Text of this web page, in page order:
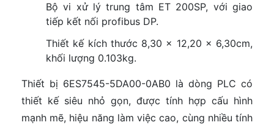
Bộ vi xử lý trung tâm ET 200SP, với giao
tiếp kết nối profibus DP.
Thiết kế kích thước 8,30 x 12,20 x 6,30cm,
khối lượng 0.103kg.
Thiết bị 6ES7545-5DA00-0AB0 là dòng PLC có
thiết kế siêu nhỏ gọn, được tính hợp cấu hình
mạnh mẽ, hiệu năng làm việc cao, cùng nhiều tính